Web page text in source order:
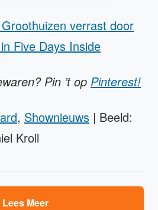
verrast door
Five Days Inside
Pin ’t op Pinterest!
, Shownieuws | Beeld:
Kroll
Lees Meer